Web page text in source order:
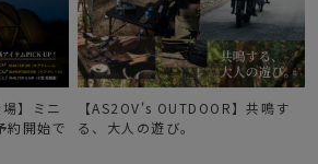
】ミニ
約開始で
【AS2OV's OUTDOOR】共鳴す
る、大人の遊び。